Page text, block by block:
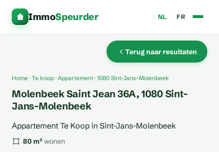
ImmoSpeurder NL FR
Terug naar resultaten
Home Te koop Appartement 1080 Sint-Jans-Molenbeek
Molenbeek Saint Jean 36A, 1080 Sint-
Jans-Molenbeek
Appartement Te Koop in Sint-Jans-Molenbeek
80 m² wonen